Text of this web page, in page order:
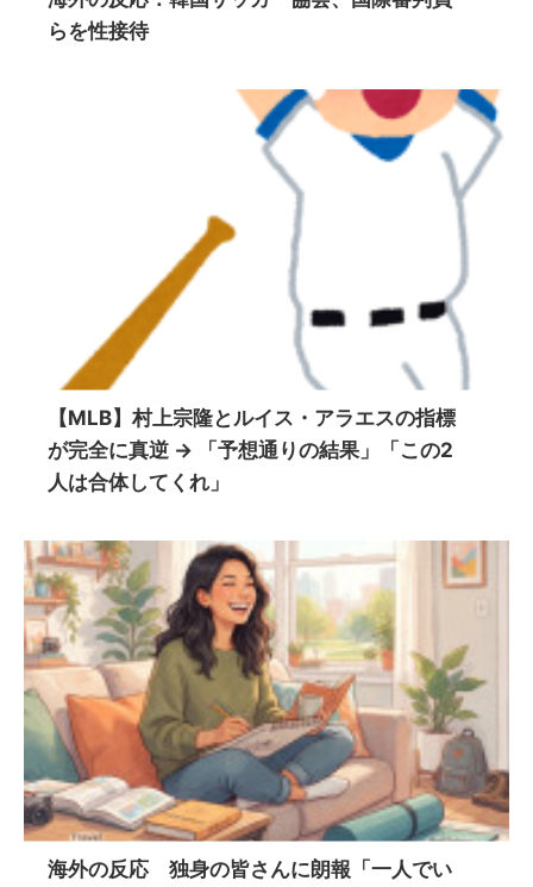
らを性接待
【MLB】村上宗隆とルイス・アラエスの指標
が完全に真逆 → 「予想通りの結果」「この2
人は合体してくれ」
海外の反応 独身の皆さんに朗報「一人でい